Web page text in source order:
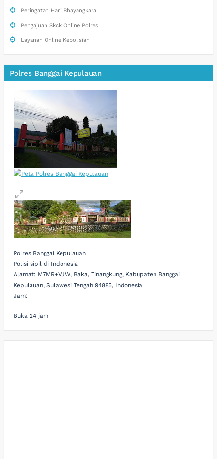
Peringatan Hari Bhayangkara
Pengajuan Skck Online Polres
Layanan Online Kepolisian
Polres Banggai Kepulauan
Polres Banggai Kepulauan
Polisi sipil di Indonesia
Alamat: M7MR+VJW, Baka, Tinangkung, Kabupaten Banggai
Kepulauan, Sulawesi Tengah 94885, Indonesia
Jam:
Buka 24 jam